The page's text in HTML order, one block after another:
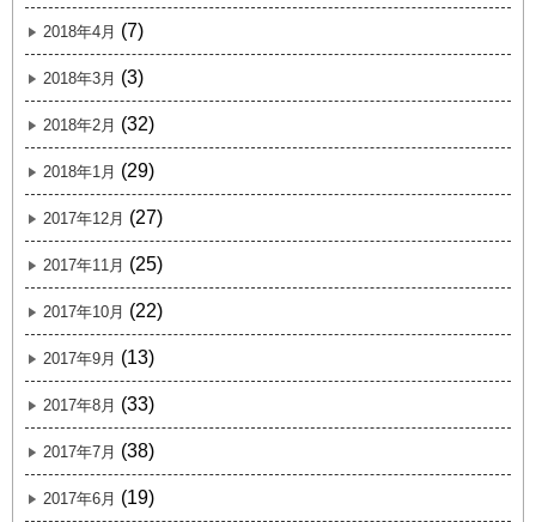
2018年4月 (7)
2018年3月 (3)
2018年2月 (32)
2018年1月 (29)
2017年12月 (27)
2017年11月 (25)
2017年10月 (22)
2017年9月 (13)
2017年8月 (33)
2017年7月 (38)
2017年6月 (19)